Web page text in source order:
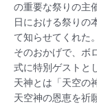
の重要な祭りの主
日における祭りの
て知らせてくれた。
そのおかげで、ボ
式に特別ゲストと
天神とは「天空の
天空神の恩恵を祈